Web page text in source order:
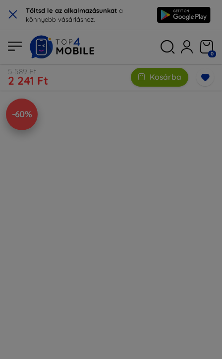
× Töltsd le az alkalmazásunkat a
könnyebb vásárláshoz.
0
5 589 Ft
2 241 Ft Kosárba
-60%